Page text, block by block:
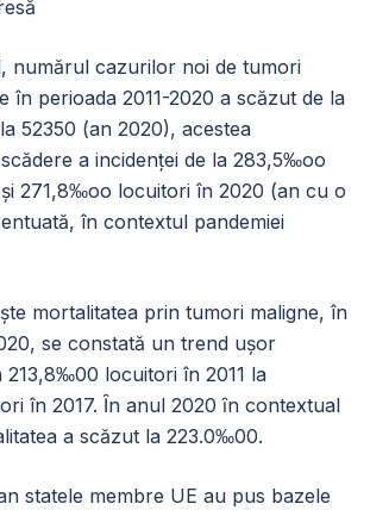
numărul cazurilor noi de tumori
în perioada 2011-2020 a scăzut de la
52350 (an 2020), acestea
a incidenţei de la 283,5‰oo
271,8‰oo locuitori în 2020 (an cu o
în contextul pandemiei
mortalitatea prin tumori maligne, în
se constată un trend ușor
213,8‰00 locuitori în 2011 la
în 2017. Ȋn anul 2020 ȋn contextual
a scăzut la 223.0‰00.
statele membre UE au pus bazele